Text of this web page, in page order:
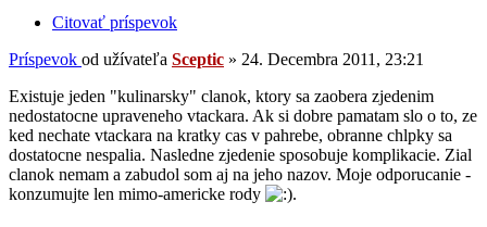
Citovať príspevok
Príspevok od užívateľa Sceptic » 24. Decembra 2011, 23:21
Existuje jeden "kulinarsky" clanok, ktory sa zaobera zjedenim
nedostatocne upraveneho vtackara. Ak si dobre pamatam slo o to, ze
ked nechate vtackara na kratky cas v pahrebe, obranne chlpky sa
dostatocne nespalia. Nasledne zjedenie sposobuje komplikacie. Zial
clanok nemam a zabudol som aj na jeho nazov. Moje odporucanie -
konzumujte len mimo-americke rody
.